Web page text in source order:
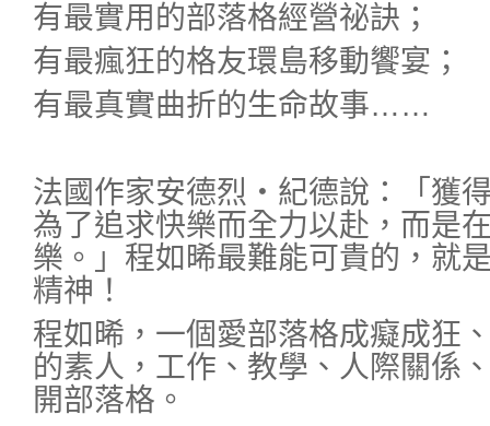
有最實用的部落格經營祕訣；
有最瘋狂的格友環島移動饗宴；
有最真實曲折的生命故事……
法國作家安德烈‧紀德說：「獲
為了追求快樂而全力以赴，而是
樂。」程如晞最難能可貴的，就
精神！
程如晞，一個愛部落格成癡成狂
的素人，工作、教學、人際關
開部落格。